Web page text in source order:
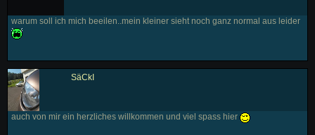
warum soll ich mich beeilen..mein kleiner sieht noch ganz normal aus leider
SäCkI
auch von mir ein herzliches willkommen und viel spass hier